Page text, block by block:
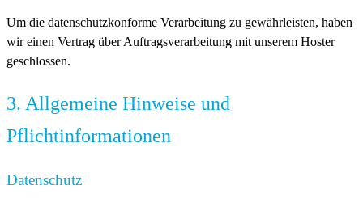
Um die datenschutzkonforme Verarbeitung zu gewährleisten, haben
wir einen Vertrag über Auftragsverarbeitung mit unserem Hoster
geschlossen.
3. Allgemeine Hinweise und
Pflicht­informationen
Datenschutz